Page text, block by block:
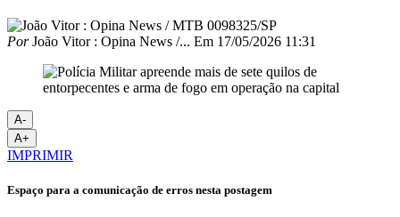
PorJoão Vitor : Opina News /... Em 17/05/2026 11:31
A-
A+
IMPRIMIR
Espaço para a comunicação de erros nesta postagem